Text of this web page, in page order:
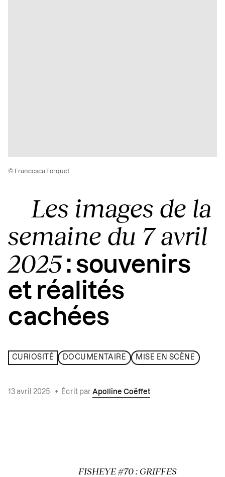
Les images de la
semaine du 7 avril
2025 : souvenirs
et réalités
cachées
CURIOSITÉ DOCUMENTAIRE MISE EN SCÈNE
13 avril 2025 • Écrit par Apolline Coëffet
© Francesca Forquet
FISHEYE #70 : GRIFFES